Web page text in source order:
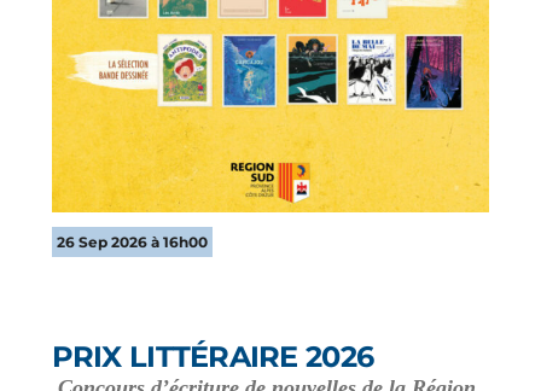
26 Sep 2026 à 16h00
PRIX LITTÉRAIRE 2026